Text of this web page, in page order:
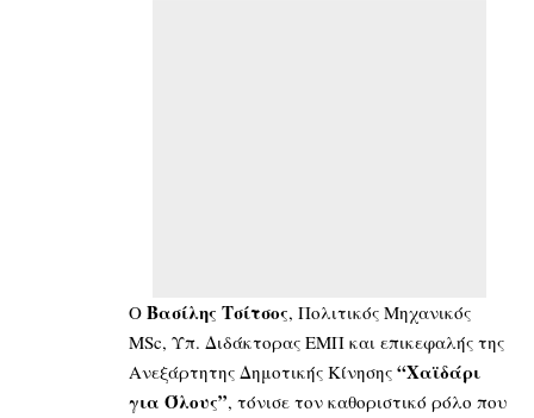
Ο Βασίλης Τσίτσος, Πολιτικός Μηχανικός
MSc, Υπ. Διδάκτορας ΕΜΠ και επικεφαλής της
Ανεξάρτητης Δημοτικής Κίνησης “Χαϊδάρι
για Όλους”, τόνισε τον καθοριστικό ρόλο που